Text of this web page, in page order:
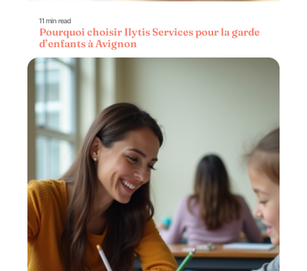
11 min read
Pourquoi choisir Ilytis Services pour la garde
d’enfants à Avignon